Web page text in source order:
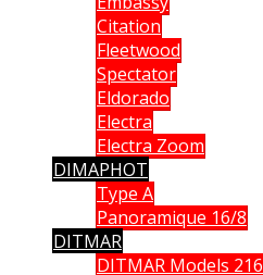
Citation
Fleetwood
Spectator
Eldorado
Electra
Electra Zoom
DIMAPHOT
Type A
Panoramique 16/8
DITMAR
DITMAR Models